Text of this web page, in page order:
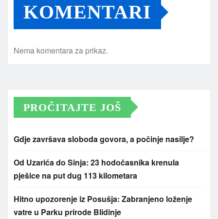
KOMENTARI
Nema komentara za prikaz.
PROČITAJTE JOŠ
Gdje završava sloboda govora, a počinje nasilje?
Od Uzarića do Sinja: 23 hodočasnika krenula
pješice na put dug 113 kilometara
Hitno upozorenje iz Posušja: Zabranjeno loženje
vatre u Parku prirode Blidinje